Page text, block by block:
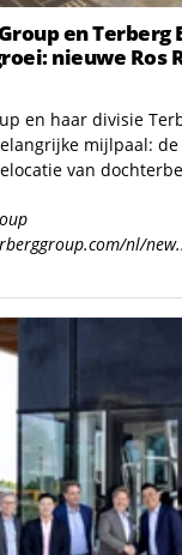
en
nieuwe Ros
en haar divisie
mijlpaal:
van
nl/new..